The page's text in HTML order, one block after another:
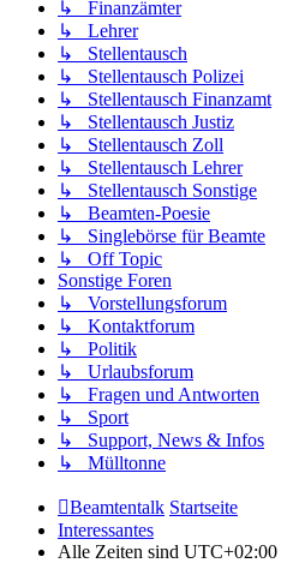
↳ Finanzämter
↳ Lehrer
↳ Stellentausch
↳ Stellentausch Polizei
↳ Stellentausch Finanzamt
↳ Stellentausch Justiz
↳ Stellentausch Zoll
↳ Stellentausch Lehrer
↳ Stellentausch Sonstige
↳ Beamten-Poesie
↳ Singlebörse für Beamte
↳ Off Topic
Sonstige Foren
↳ Vorstellungsforum
↳ Kontaktforum
↳ Politik
↳ Urlaubsforum
↳ Fragen und Antworten
↳ Sport
↳ Support, News & Infos
↳ Mülltonne
Beamtentalk Startseite
Interessantes
Alle Zeiten sind UTC+02:00